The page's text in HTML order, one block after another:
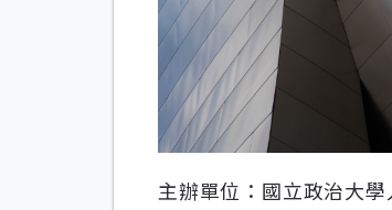
主辦單位：國立政治大